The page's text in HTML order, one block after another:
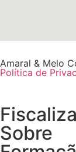
Amaral & Melo
Política de
Sobre